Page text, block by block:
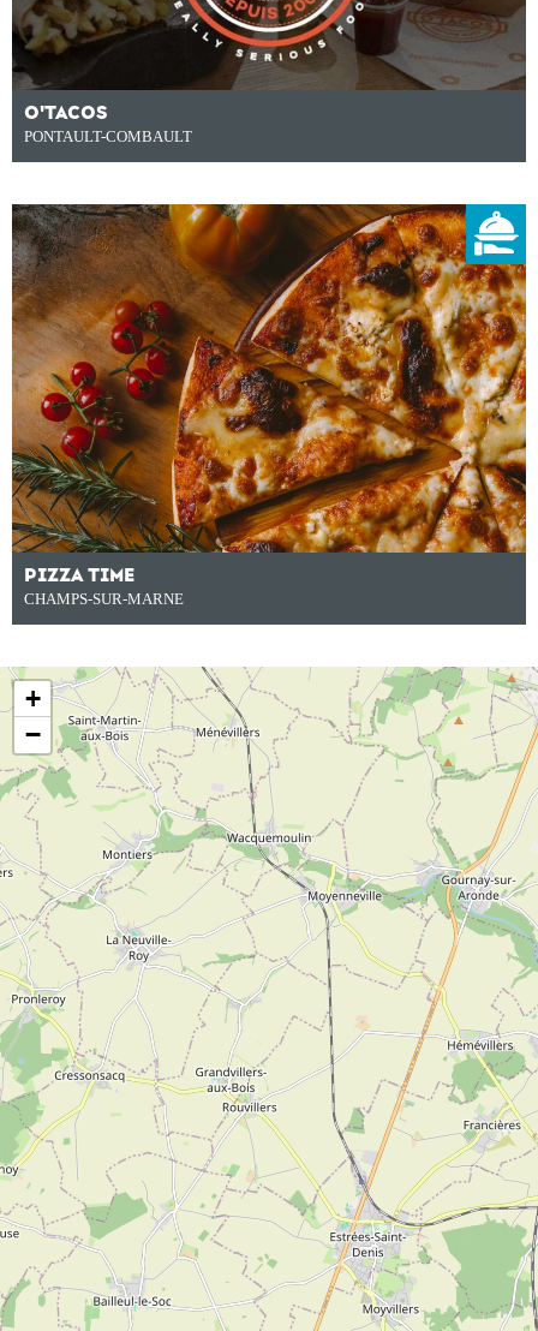
O'TACOS
PONTAULT-COMBAULT
PIZZA TIME
CHAMPS-SUR-MARNE
+
−